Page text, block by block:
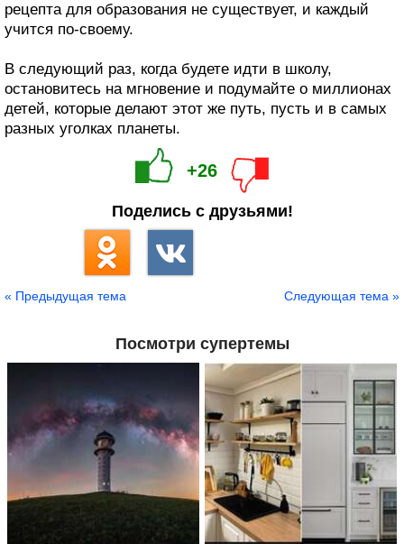
рецепта для образования не существует, и каждый
учится по-своему.
В следующий раз, когда будете идти в школу,
остановитесь на мгновение и подумайте о миллионах
детей, которые делают этот же путь, пусть и в самых
разных уголках планеты.
+26
Поделись с друзьями!
« Предыдущая тема Следующая тема »
Посмотри супертемы